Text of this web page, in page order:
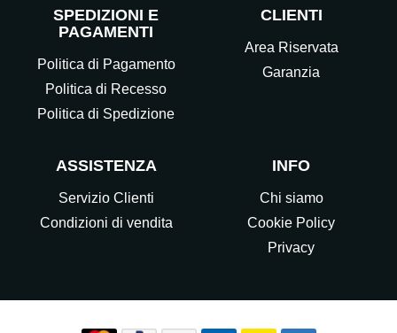
SPEDIZIONI E
PAGAMENTI
Politica di Pagamento
Politica di Recesso
Politica di Spedizione
CLIENTI
Area Riservata
Garanzia
ASSISTENZA
Servizio Clienti
Condizioni di vendita
INFO
Chi siamo
Cookie Policy
Privacy